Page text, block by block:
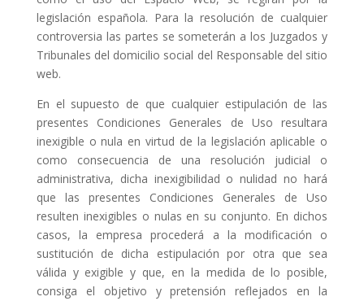
legislación española. Para la resolución de cualquier
controversia las partes se someterán a los Juzgados y
Tribunales del domicilio social del Responsable del sitio
web.
En el supuesto de que cualquier estipulación de las
presentes Condiciones Generales de Uso resultara
inexigible o nula en virtud de la legislación aplicable o
como consecuencia de una resolución judicial o
administrativa, dicha inexigibilidad o nulidad no hará
que las presentes Condiciones Generales de Uso
resulten inexigibles o nulas en su conjunto. En dichos
casos, la empresa procederá a la modificación o
sustitución de dicha estipulación por otra que sea
válida y exigible y que, en la medida de lo posible,
consiga el objetivo y pretensión reflejados en la